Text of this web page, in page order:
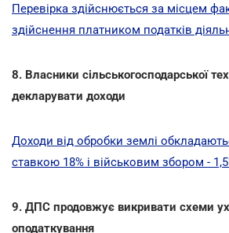
Перевірка здійснюється за місцем
здійснення платником податків
8. Власники сільськогосподарської
декларувати доходи
Доходи від обробки землі
ставкою 18% і військовим збором -
9. ДПС продовжує викривати схеми
оподаткування